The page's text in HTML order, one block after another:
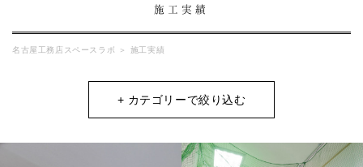
施工実績
名古屋工務店スペースラボ ＞ 施工実績
+ カテゴリーで絞り込む